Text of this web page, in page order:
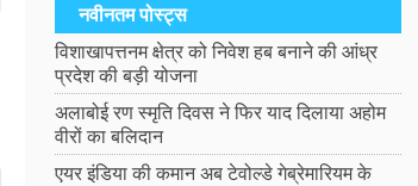
नवीनतम पोस्ट्स
विशाखापत्तनम क्षेत्र को निवेश हब बनाने की आंध्र
प्रदेश की बड़ी योजना
अलाबोई रण स्मृति दिवस ने फिर याद दिलाया अहोम
वीरों का बलिदान
एयर इंडिया की कमान अब टेवोल्डे गेब्रेमारियम के